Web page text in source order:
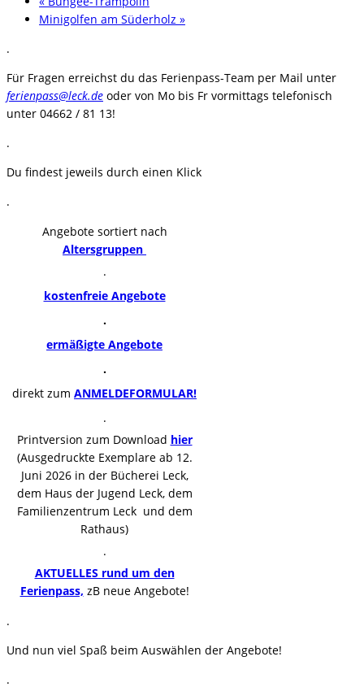
Minigolfen am Süderholz »
.
Für Fragen erreichst du das Ferienpass-Team per Mail unter
ferienpass@leck.de oder von Mo bis Fr vormittags telefonisch
unter 04662 / 81 13!
.
Du findest jeweils durch einen Klick
.
Angebote sortiert nach
Altersgruppen
.
kostenfreie Angebote
.
ermäßigte Angebote
.
direkt zum ANMELDEFORMULAR!
.
Printversion zum Download hier
(Ausgedruckte Exemplare ab 12.
Juni 2026 in der Bücherei Leck,
dem Haus der Jugend Leck, dem
Familienzentrum Leck und dem
Rathaus)
.
AKTUELLES rund um den
Ferienpass, zB neue Angebote!
.
Und nun viel Spaß beim Auswählen der Angebote!
.